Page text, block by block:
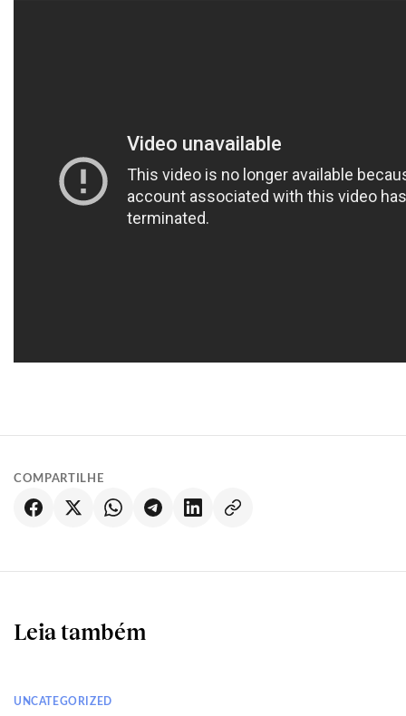
COMPARTILHE
Leia também
UNCATEGORIZED